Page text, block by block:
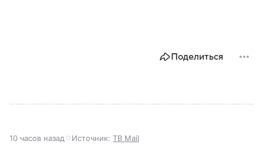
Поделиться
10 часов назад Источник: ТВ Mail